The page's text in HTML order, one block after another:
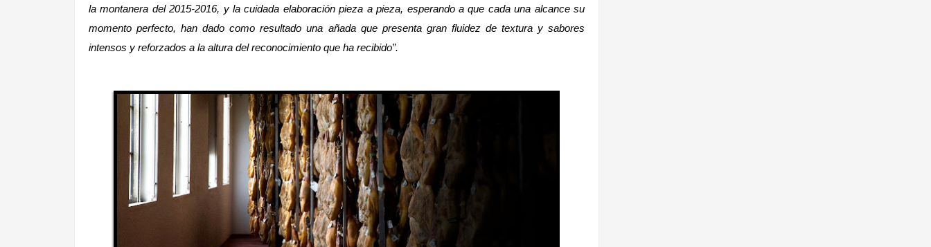
la montanera del 2015-2016, y la cuidada elaboración pieza a pieza, esperando a que cada una alcance su
momento perfecto, han dado como resultado una añada que presenta gran fluidez de textura y sabores
intensos y reforzados a la altura del reconocimiento que ha recibido”.